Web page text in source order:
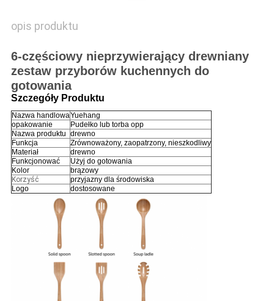
opis produktu
6-częściowy nieprzywierający drewniany
zestaw przyborów kuchennych do
gotowania
Szczegóły Produktu
Nazwa handlowaYuehang
opakowanie
Pudełko lub torba opp
Nazwa produktu drewno
Funkcja
Zrównoważony, zaopatrzony, nieszkodliwy
Materiał
drewno
Funkcjonować
Użyj do gotowania
Kolor
brązowy
Korzyść
przyjazny dla środowiska
Logo
dostosowane